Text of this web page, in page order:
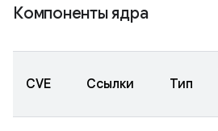
Компоненты ядра
CVE Ссылки Тип